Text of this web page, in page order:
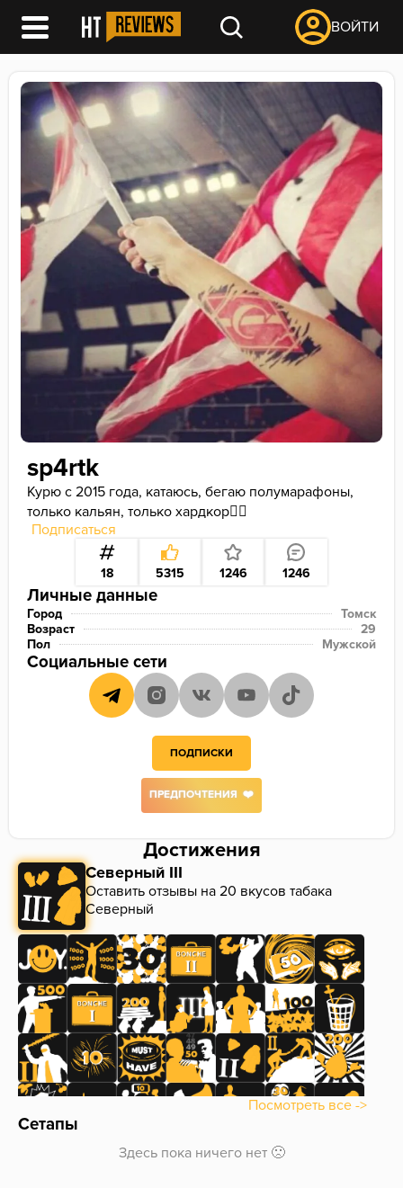
ВОЙТИ
sp4rtk
Курю с 2015 года, катаюсь, бегаю полумарафоны,
только кальян, только хардкор✌🏻
Подписаться
18 5315 1246 1246
Личные данные
Город
Томск
Возраст
29
Пол
Мужской
Социальные сети
ПОДПИСКИ
ПРЕДПОЧТЕНИЯ ❤️
Достижения
Северный III
Оставить отзывы на 20 вкусов табака
Северный
Посмотреть все ->
Сетапы
Здесь пока ничего нет 🙁